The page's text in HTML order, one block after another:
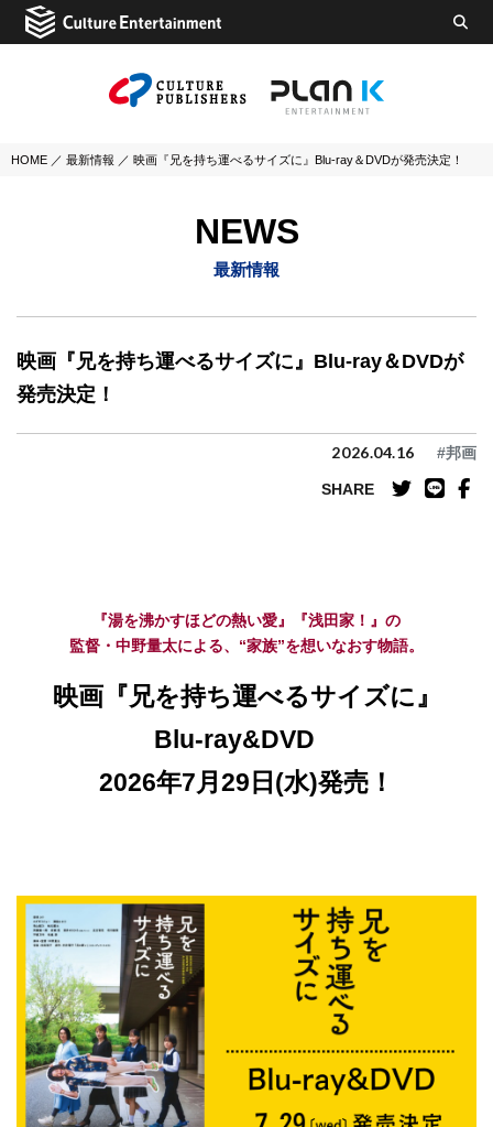
HOME ／ 最新情報 ／ 映画『兄を持ち運べるサイズに』Blu-ray＆DVDが発売決定！
NEWS
最新情報
映画『兄を持ち運べるサイズに』Blu-ray＆DVDが
発売決定！
2026.04.16 #邦画
SHARE
『湯を沸かすほどの熱い愛』『浅田家！』の
監督・中野量太による、“家族”を想いなおす物語。
映画『兄を持ち運べるサイズに』
Blu-ray&DVD
2026年7月29日(水)発売！